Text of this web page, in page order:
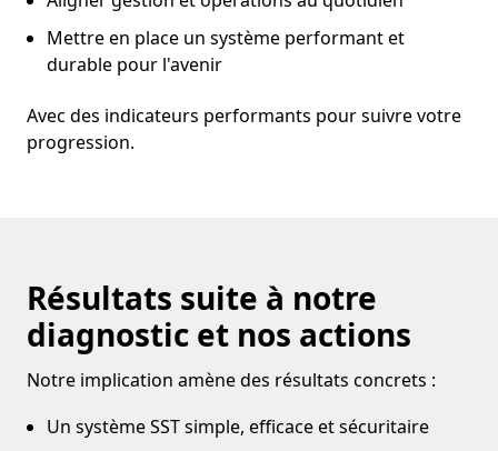
Mettre en place un système performant et
durable pour l'avenir
Avec des indicateurs performants pour suivre votre
progression.
Résultats suite à notre
diagnostic et nos actions
Notre implication amène des résultats concrets :
Un système SST simple, efficace et sécuritaire